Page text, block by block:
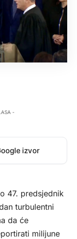
-
izvor
47. predsjednik
turbulentni
da će
milijune